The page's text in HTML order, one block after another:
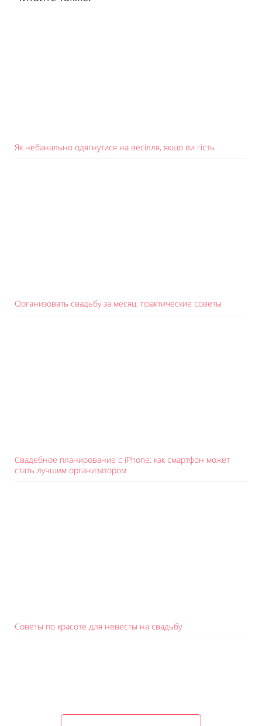
Як небанально одягнутися на весілля, якщо ви гість
Организовать свадьбу за месяц: практические советы
Свадебное планирование с iPhone: как смартфон может
стать лучшим организатором
Советы по красоте для невесты на свадьбу